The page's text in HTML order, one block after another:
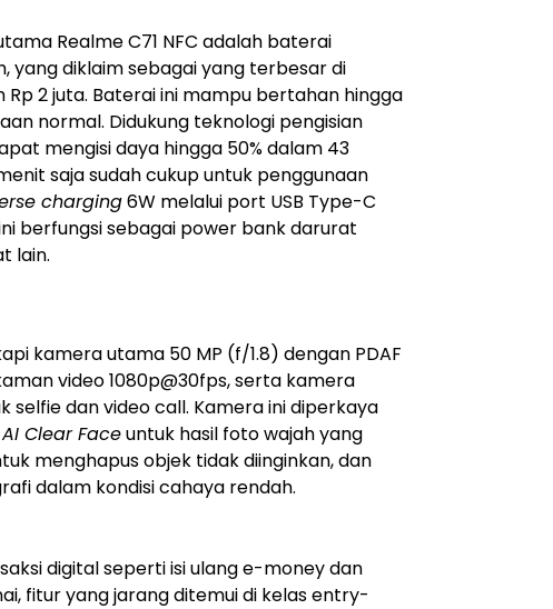
Realme C71 NFC adalah baterai
yang diklaim sebagai yang terbesar di
2 juta. Baterai ini mampu bertahan hingga
normal. Didukung teknologi pengisian
mengisi daya hingga 50% dalam 43
saja sudah cukup untuk penggunaan
charging6W melalui port USB Type-C
berfungsi sebagai power bank darurat
lain.
kamera utama 50 MP (f/1.8) dengan PDAF
video 1080p@30fps, serta kamera
selfie dan video call. Kamera ini diperkaya
AI Clear Faceuntuk hasil foto wajah yang
menghapus objek tidak diinginkan, dan
dalam kondisi cahaya rendah.
digital seperti isi ulang e-money dan
fitur yang jarang ditemui di kelas entry-